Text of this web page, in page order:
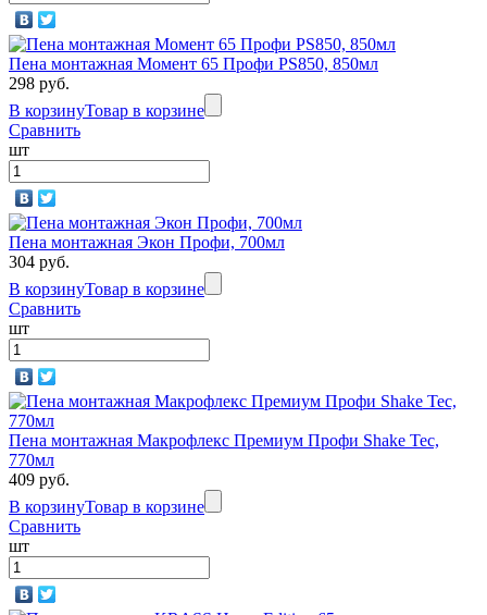
Пена монтажная Момент 65 Профи PS850, 850мл
298 руб.
В корзинуТовар в корзине
Сравнить
шт
Пена монтажная Экон Профи, 700мл
304 руб.
В корзинуТовар в корзине
Сравнить
шт
Пена монтажная Макрофлекс Премиум Профи Shake Tec,
770мл
409 руб.
В корзинуТовар в корзине
Сравнить
шт